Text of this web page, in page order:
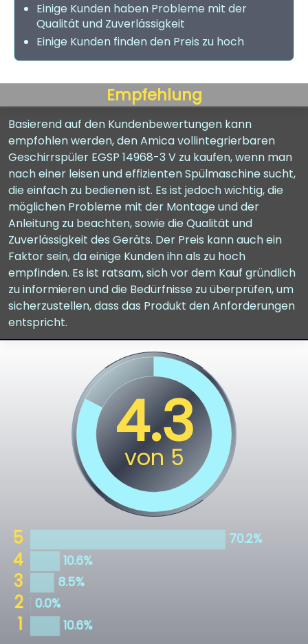
Einige Kunden haben Probleme mit der
Qualität und Zuverlässigkeit
Einige Kunden finden den Preis zu hoch
Empfehlung
Basierend auf den Kundenbewertungen kann
empfohlen werden, den Amica vollintegrierbaren
Geschirrspüler EGSP 14968-3 V zu kaufen, wenn man
nach einer leisen und effizienten Spülmaschine sucht,
die einfach zu bedienen ist. Es ist jedoch wichtig, die
möglichen Probleme mit der Montage und der
Anleitung zu beachten, sowie die Qualität und
Zuverlässigkeit des Geräts. Der Preis kann auch ein
Faktor sein, da einige Kunden ihn als zu hoch
empfinden. Es ist ratsam, sich vor dem Kauf gründlich
zu informieren und die Bedürfnisse zu überprüfen, um
sicherzustellen, dass das Produkt den Anforderungen
entspricht.